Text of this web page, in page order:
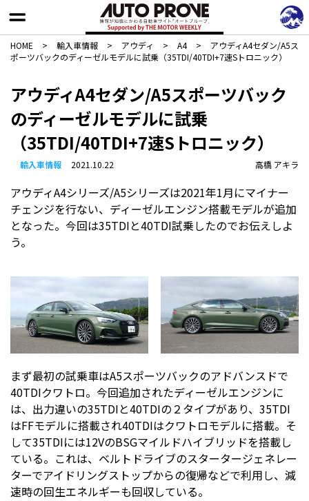
HOME > 輸入車情報 > アウディ > A4 >
アウディA4セダン/A5ス
ポーツバックのディーゼルモデルに試乗（35TDI/40TDI+7速Sトロニック）
アウディA4セダン/A5スポーツバック
のディーゼルモデルに試乗
（35TDI/40TDI+7速Sトロニック）
輸入車情報 2021.10.22 高橋 アキラ
アウディA4シリーズ/A5シリーズは2021年1月にマイナー
チェンジを行ない、ディーゼルエンジン搭載モデルが追加
となった。今回は35TDIと40TDI試乗したのでお伝えしよ
う。
まず最初の試乗車はA5スポーツバックのアドバンスドで
40TDIクワトロ。今回追加されたディーゼルエンジンに
は、出力違いの35TDIと40TDIの２タイプがあり、35TDI
はFFモデルに搭載され40TDIはクワトロモデルに搭載。そ
して35TDIには12VのBSGマイルドハイブリッドを搭載し
ている。これは、ベルトドライブのスタータージェネレー
ターでアイドリングストップからの復帰などで利用し、減
速時の回生エネルギーも回収している。